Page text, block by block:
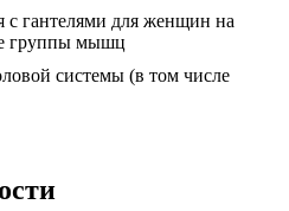
системы (в том числе